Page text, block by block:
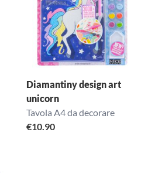
Diamantiny design art
unicorn
Tavola A4 da decorare
€10.90